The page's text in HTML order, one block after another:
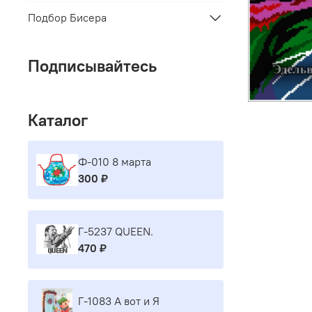
Подбор Бисера
Подписывайтесь
Каталог
Ф-010 8 марта
300 ₽
Г-5237 QUEEN.
470 ₽
Г-1083 А вот и Я